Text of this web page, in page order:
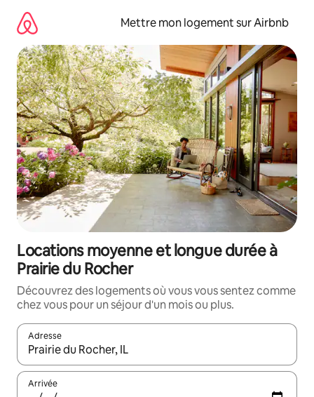
directement
contenu
Mettre mon logement sur Airbnb
Locations moyenne et longue durée à
Prairie du Rocher
Découvrez des logements où vous vous sentez comme
chez vous pour un séjour d'un mois ou plus.
Adresse
Lorsque les résultats s'affichent, utilisez les flèches vers le
Arrivée